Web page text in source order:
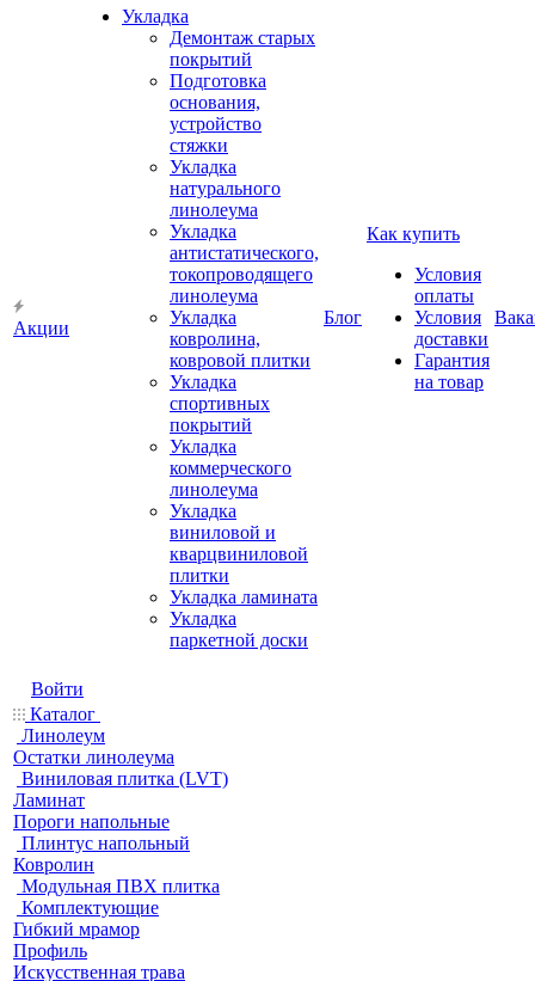
Акции
Укладка
Демонтаж старых
покрытий
Подготовка
основания,
устройство
стяжки
Укладка
натурального
линолеума
Укладка
антистатического,
токопроводящего
линолеума
Укладка
ковролина,
ковровой плитки
Укладка
спортивных
покрытий
Укладка
коммерческого
линолеума
Укладка
виниловой и
кварцвиниловой
плитки
Укладка ламината
Укладка
паркетной доски
Блог
Как купить
Условия
оплаты
Условия
доставки
Гарантия
на товар
Войти
Каталог
Линолеум
Остатки линолеума
Виниловая плитка (LVT)
Ламинат
Пороги напольные
Плинтус напольный
Ковролин
Модульная ПВХ плитка
Комплектующие
Гибкий мрамор
Профиль
Искусственная трава